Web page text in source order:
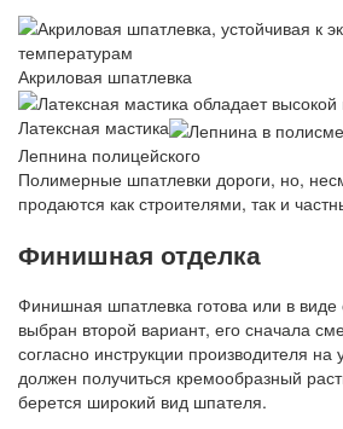
Акриловая шпатлевка
Латексная мастика
Лепнина полицейского
Полимерные шпатлевки дороги, но,
продаются как строителями, так и
Финишная отделка
Финишная шпатлевка готова или в виде
выбран второй вариант, его сначала
согласно инструкции производителя на
должен получиться кремообразный
берется широкий вид шпателя.